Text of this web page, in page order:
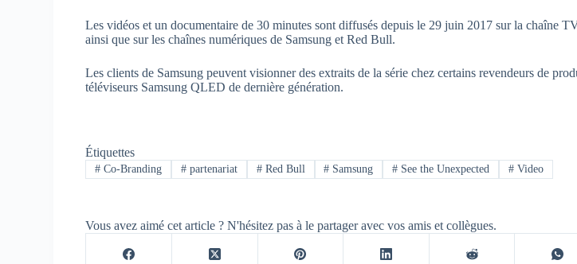
Les vidéos et un documentaire de 30 minutes sont diffusés depuis le 29 juin 2017 sur la chaîne
ainsi que sur les chaînes numériques de Samsung et Red Bull.
Les clients de Samsung peuvent visionner des extraits de la série chez certains revendeurs de
téléviseurs Samsung QLED de dernière génération.
Étiquettes
# Co-Branding #partenariat #Red Bull # Samsung # See the Unexpected # Video
Vous avez aimé cet article ? N'hésitez pas à le partager avec vos amis et collègues.